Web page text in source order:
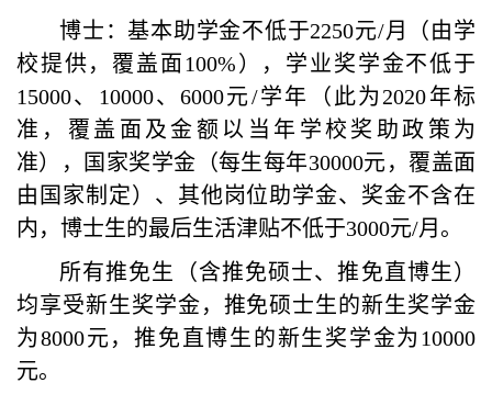
博士：基本助学金不低于2250元/月（由学
校提供，覆盖面 100% ），学业奖学金不低于
15000、 10000、6000元/学年（此为 2020年标
准，覆盖面及金额以当年学校奖助政策为
准），国家奖学金（每生每年30000元，覆盖面
由国家制定）、其他岗位助学金、奖金不含在
内，博士生的最后生活津贴不低于3000元/月。
所有推免生（含推免硕士、推免直博生）
均享受新生奖学金，推免硕士生的新生奖学金
为8000元，推免直博生的新生奖学金为 10000
元。